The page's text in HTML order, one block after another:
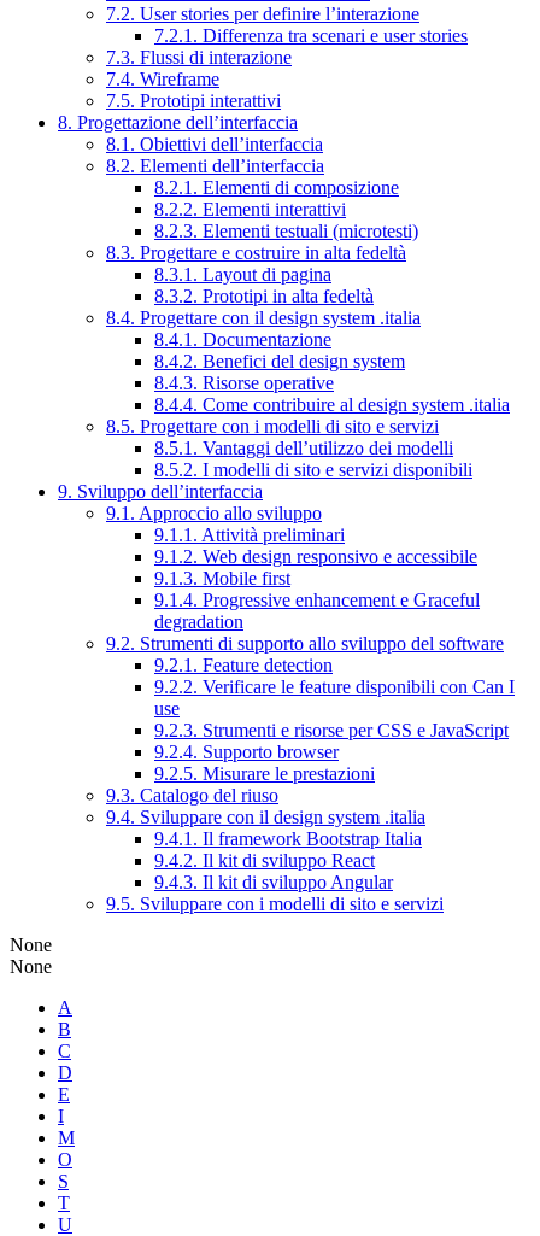
7.2. User stories per definire l’interazione
7.2.1. Differenza tra scenari e user stories
7.3. Flussi di interazione
7.4. Wireframe
7.5. Prototipi interattivi
8. Progettazione dell’interfaccia
8.1. Obiettivi dell’interfaccia
8.2. Elementi dell’interfaccia
8.2.1. Elementi di composizione
8.2.2. Elementi interattivi
8.2.3. Elementi testuali (microtesti)
8.3. Progettare e costruire in alta fedeltà
8.3.1. Layout di pagina
8.3.2. Prototipi in alta fedeltà
8.4. Progettare con il design system .italia
8.4.1. Documentazione
8.4.2. Benefici del design system
8.4.3. Risorse operative
8.4.4. Come contribuire al design system .italia
8.5. Progettare con i modelli di sito e servizi
8.5.1. Vantaggi dell’utilizzo dei modelli
8.5.2. I modelli di sito e servizi disponibili
9. Sviluppo dell’interfaccia
9.1. Approccio allo sviluppo
9.1.1. Attività preliminari
9.1.2. Web design responsivo e accessibile
9.1.3. Mobile first
9.1.4. Progressive enhancement e Graceful
degradation
9.2. Strumenti di supporto allo sviluppo del software
9.2.1. Feature detection
9.2.2. Verificare le feature disponibili con Can I
use
9.2.3. Strumenti e risorse per CSS e JavaScript
9.2.4. Supporto browser
9.2.5. Misurare le prestazioni
9.3. Catalogo del riuso
9.4. Sviluppare con il design system .italia
9.4.1. Il framework Bootstrap Italia
9.4.2. Il kit di sviluppo React
9.4.3. Il kit di sviluppo Angular
9.5. Sviluppare con i modelli di sito e servizi
None
None
A
B
C
D
E
I
M
O
S
T
U